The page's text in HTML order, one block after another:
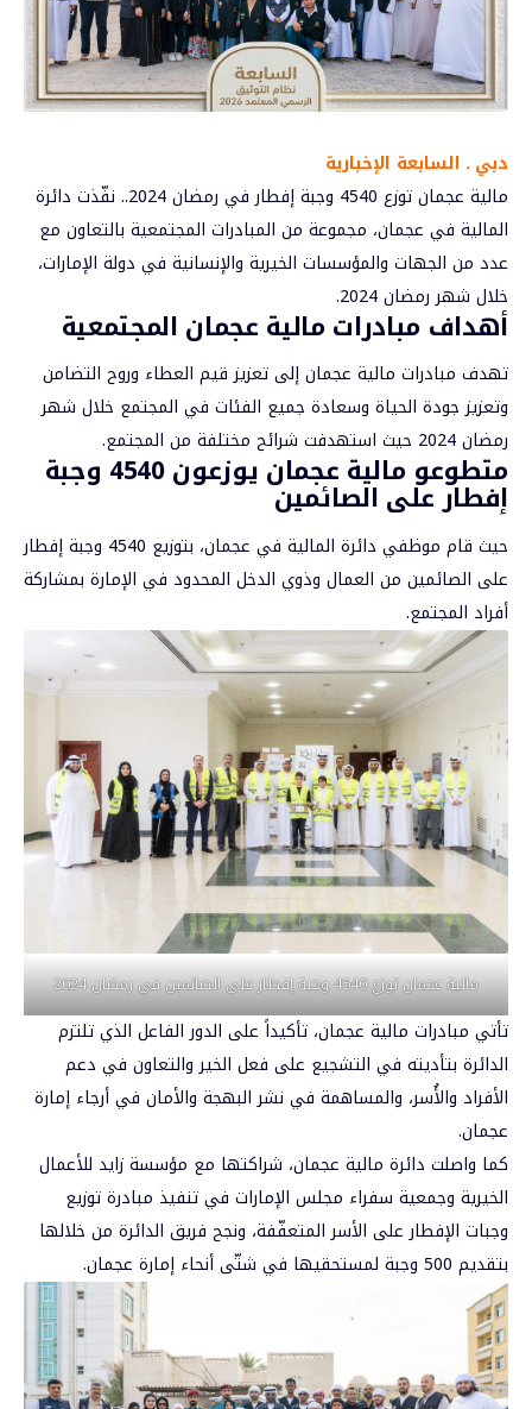
دبي ـ السابعة الإخبارية
مالية عجمان
توزع 4540 وجبة إفطار في رمضان 2024.. نفّذت دائرة
المالية في عجمان، مجموعة من المبادرات المجتمعية بالتعاون مع
عدد من الجهات والمؤسسات الخيرية والإنسانية في دولة الإمارات،
خلال شهر رمضان 2024.
أهداف مبادرات مالية عجمان المجتمعية
تهدف مبادرات مالية عجمان إلى تعزيز قيم العطاء وروح التضامن
وتعزيز جودة الحياة وسعادة جميع الفئات في المجتمع خلال شهر
رمضان 2024 حيث استهدفت شرائح مختلفة من المجتمع.
متطوعو مالية عجمان يوزعون 4540 وجبة
إفطار على الصائمين
حيث قام موظفي دائرة المالية في عجمان، بتوزيع 4540 وجبة إفطار
على الصائمين من العمال وذوي الدخل المحدود في الإمارة بمشاركة
أفراد المجتمع.
مالية عجمان توزع 4540 وجبة إفطار على الصائمين في رمضان 2024
تأتي مبادرات مالية عجمان، تأكيداً على الدور الفاعل الذي تلتزم
الدائرة بتأديته في التشجيع على فعل الخير والتعاون في دعم
الأفراد والأُسر، والمساهمة في نشر البهجة والأمان في أرجاء إمارة
عجمان.
كما واصلت دائرة مالية عجمان، شراكتها مع مؤسسة زايد للأعمال
الخيرية وجمعية سفراء مجلس الإمارات في تنفيذ مبادرة توزيع
وجبات الإفطار على الأسر المتعفّفة، ونجح فريق الدائرة من خلالها
بتقديم 500 وجبة لمستحقيها في شتّى أنحاء إمارة عجمان.